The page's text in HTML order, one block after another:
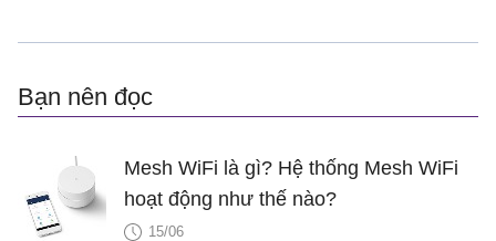
Bạn nên đọc
Mesh WiFi là gì? Hệ thống Mesh WiFi
hoạt động như thế nào?
15/06